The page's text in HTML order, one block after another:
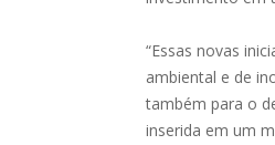
“Essas novas
ambiental e de
também para o
inserida em um